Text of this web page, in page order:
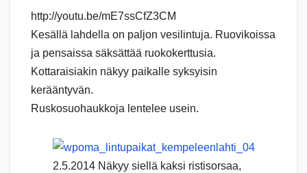
http://youtu.be/mE7ssCfZ3CM
Kesällä lahdella on paljon vesilintuja. Ruovikoissa
ja pensaissa säksättää ruokokerttusia.
Kottaraisiakin näkyy paikalle syksyisin
kerääntyvän.
Ruskosuohaukkoja lentelee usein.
2.5.2014 Näkyy siellä kaksi ristisorsaa,